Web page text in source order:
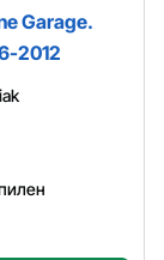
Garage.
2012